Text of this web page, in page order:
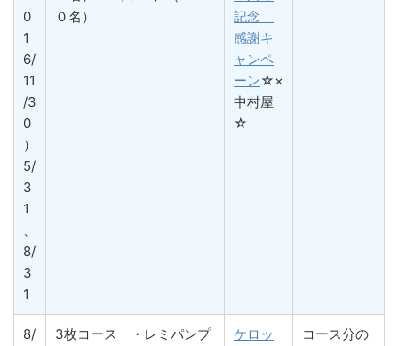
0
1
6/
11
/3
0
）
5/
3
1
、
8/
3
1
０名）
記念
感謝キ
ャンペ
ーン☆×
中村屋
☆
8/
3枚コース ・レミパンプ
ケロッ
コース分の